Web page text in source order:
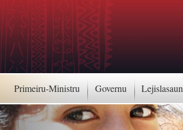
Primeiru-Ministru Governu Lejislasaun